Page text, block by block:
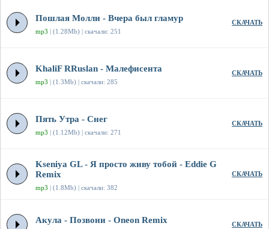
Пошлая Молли - Вчера был гламур
mp3 | (1.28Mb) | скачали: 251
СКАЧАТЬ
KhaliF RRuslan - Малефисента
mp3 | (1.3Mb) | скачали: 285
СКАЧАТЬ
Пять Утра - Снег
mp3 | (1.12Mb) | скачали: 271
СКАЧАТЬ
Kseniya GL - Я просто живу тобой - Eddie G
Remix
mp3 | (1.8Mb) | скачали: 382
СКАЧАТЬ
Акула - Позвони - Oneon Remix СКАЧАТЬ